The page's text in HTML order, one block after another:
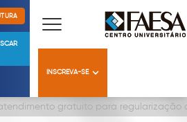
INSCREVA-SE
gratuito para regularização